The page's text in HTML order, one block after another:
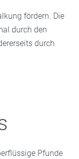
fördern. Die
durch den
durch
Pfunde